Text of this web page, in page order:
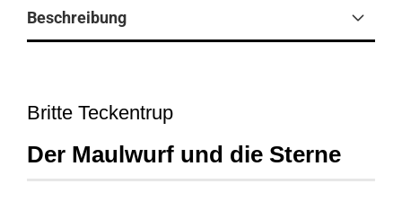
Beschreibung
Britte Teckentrup
Der Maulwurf und die Sterne